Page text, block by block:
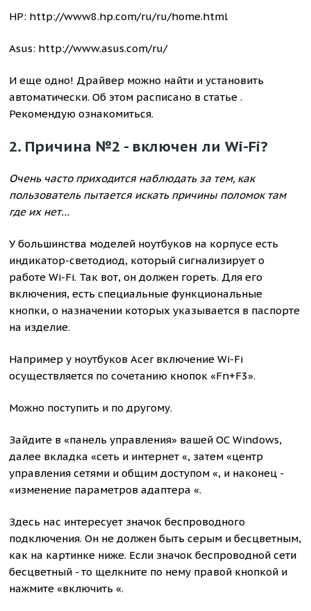
HP: http://www8.hp.com/ru/ru/home.html
Asus: http://www.asus.com/ru/
И еще одно! Драйвер можно найти и установить
автоматически. Об этом расписано в статье .
Рекомендую ознакомиться.
2. Причина №2 - включен ли Wi-Fi?
Очень часто приходится наблюдать за тем, как
пользователь пытается искать причины поломок там
где их нет…
У большинства моделей ноутбуков на корпусе есть
индикатор-светодиод, который сигнализирует о
работе Wi-Fi. Так вот, он должен гореть. Для его
включения, есть специальные функциональные
кнопки, о назначении которых указывается в паспорте
на изделие.
Например у ноутбуков Acer включение Wi-Fi
осуществляется по сочетанию кнопок «Fn+F3».
Можно поступить и по другому.
Зайдите в «панель управления» вашей ОС Windows,
далее вкладка «сеть и интернет «, затем «центр
управления сетями и общим доступом«, и наконец -
«изменение параметров адаптера«.
Здесь нас интересует значок беспроводного
подключения. Он не должен быть серым и бесцветным,
как на картинке ниже. Если значок беспроводной сети
бесцветный - то щелкните по нему правой кнопкой и
нажмите «включить «.